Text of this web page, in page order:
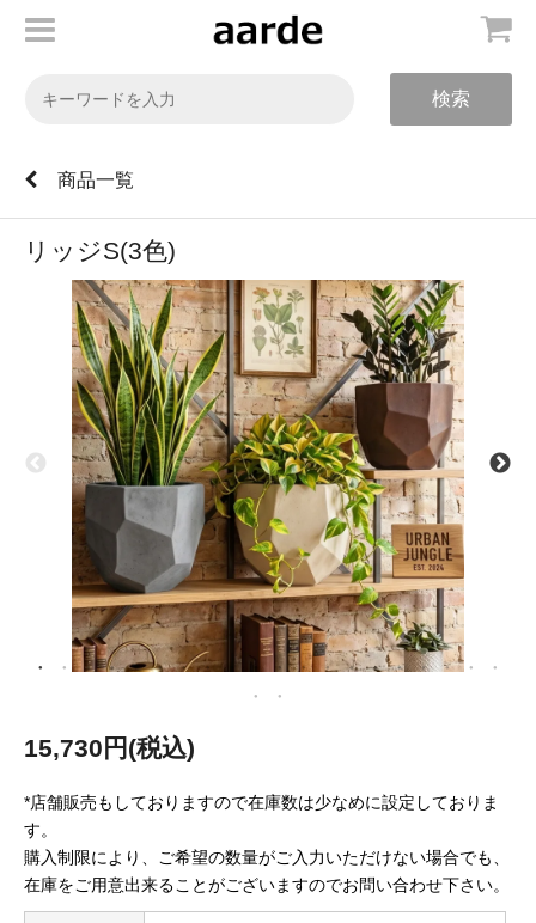
検索
商品一覧
リッジS(3色)
15,730円(税込)
*店舗販売もしておりますので在庫数は少なめに設定しておりま
す。
購入制限により、ご希望の数量がご入力いただけない場合でも、
在庫をご用意出来ることがございますのでお問い合わせ下さい。